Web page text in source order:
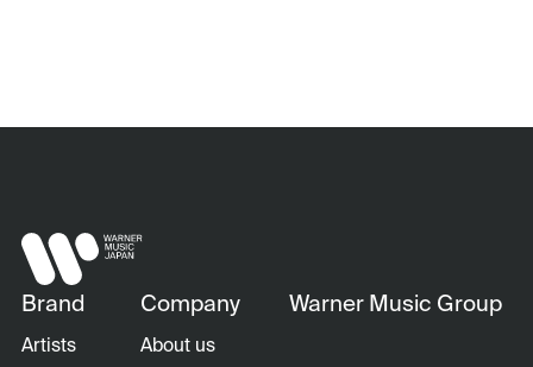
Brand
Artists
Company
About us
Warner Music Group